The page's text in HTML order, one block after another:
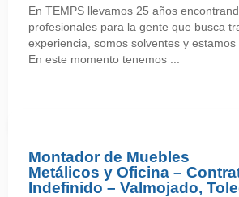
En TEMPS llevamos 25 años
profesionales para la gente que busca
experiencia, somos solventes y estamos
En este momento tenemos ...
Montador de Muebles
Metálicos y Oficina –
Indefinido – Valmojado,